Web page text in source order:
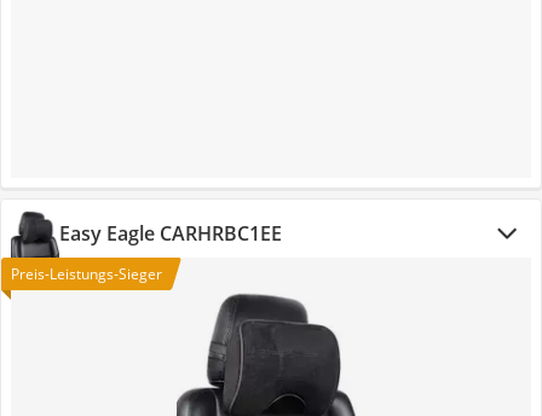
Easy Eagle CARHRBC1EE
Preis-Leistungs-Sieger